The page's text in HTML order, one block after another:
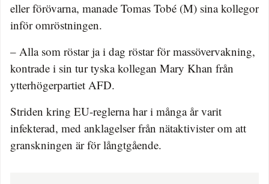
eller förövarna, manade Tomas Tobé (M) sina kollegor
inför omröstningen.
– Alla som röstar ja i dag röstar för massövervakning,
kontrade i sin tur tyska kollegan Mary Khan från
ytterhögerpartiet AFD.
Striden kring EU-reglerna har i många år varit
infekterad, med anklagelser från nätaktivister om att
granskningen är för långtgående.